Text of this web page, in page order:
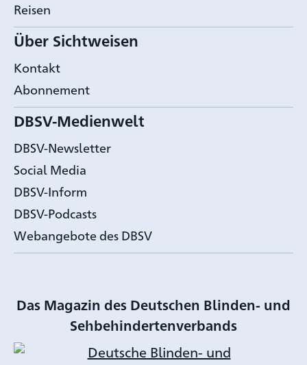
Reisen
Über Sichtweisen
Kontakt
Abonnement
DBSV-Medienwelt
DBSV-Newsletter
Social Media
DBSV-Inform
DBSV-Podcasts
Webangebote des DBSV
Das Magazin des Deutschen Blinden- und
Sehbehindertenverbands